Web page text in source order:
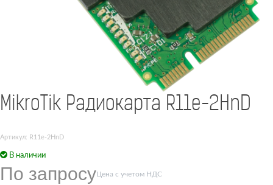
MikroTik Радиокарта R11e-2HnD
Артикул: R11e-2HnD
В наличии
По запросу Цена с учетом НДС